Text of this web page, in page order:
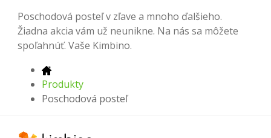
Poschodová posteľ v zľave a mnoho ďalšieho.
Žiadna akcia vám už neunikne. Na nás sa môžete
spoľahnúť. Vaše Kimbino.
Produkty
Poschodová posteľ